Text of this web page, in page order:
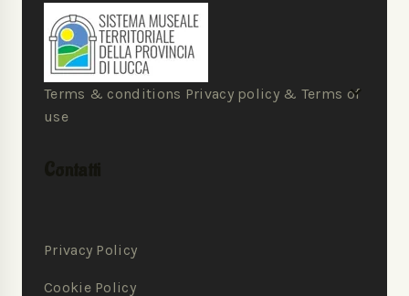
Terms & conditions Privacy policy & Terms of
use
Privacy Policy
Cookie Policy